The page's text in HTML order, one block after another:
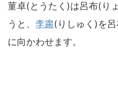
菫卓(とうたく)は呂布(り
うと、 李粛(りしゅく)を
に向かわせます。